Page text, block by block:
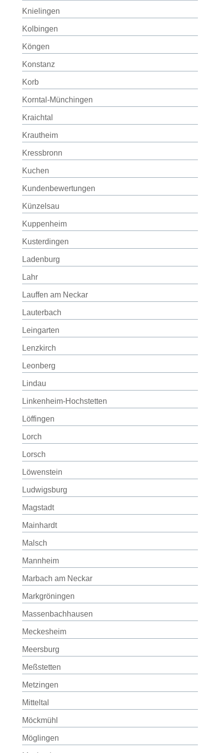
Knielingen
Kolbingen
Köngen
Konstanz
Korb
Korntal-Münchingen
Kraichtal
Krautheim
Kressbronn
Kuchen
Kundenbewertungen
Künzelsau
Kuppenheim
Kusterdingen
Ladenburg
Lahr
Lauffen am Neckar
Lauterbach
Leingarten
Lenzkirch
Leonberg
Lindau
Linkenheim-Hochstetten
Löffingen
Lorch
Lorsch
Löwenstein
Ludwigsburg
Magstadt
Mainhardt
Malsch
Mannheim
Marbach am Neckar
Markgröningen
Massenbachhausen
Meckesheim
Meersburg
Meßstetten
Metzingen
Mitteltal
Möckmühl
Möglingen